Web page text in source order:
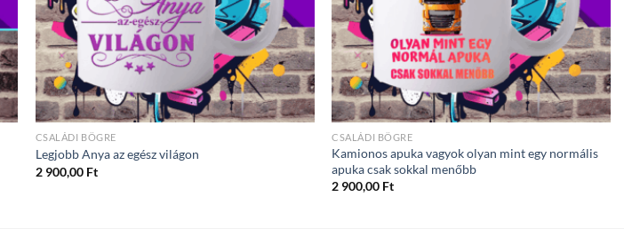
CSALÁDI BÖGRE
Legjobb Anya az egész világon
2 900,00 Ft
CSALÁDI BÖGRE
Kamionos apuka vagyok olyan mint egy normális
apuka csak sokkal menőbb
2 900,00 Ft